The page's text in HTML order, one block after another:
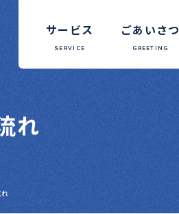
サービス ごあいさつ
れ